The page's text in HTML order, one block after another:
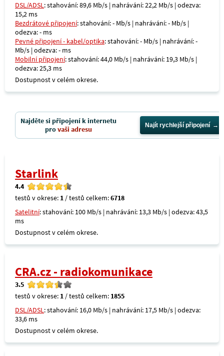
DSL/ADSL: stahování: 89,6 Mb/s | nahrávání: 22,2 Mb/s | odezva:
15,2 ms
Bezdrátové připojení: stahování: - Mb/s | nahrávání: - Mb/s |
odezva: - ms
Pevné připojení - kabel/optika: stahování: - Mb/s | nahrávání: -
Mb/s | odezva: - ms
Mobilní připojení: stahování: 44,0 Mb/s | nahrávání: 19,3 Mb/s |
odezva: 25,3 ms
Dostupnost v celém okrese.
Najděte si připojení k internetu
provaši adresu Najít rychlejší připojení
Starlink
4.4
testů v okrese: 1 / testů celkem:6718
Satelitní: stahování: 100 Mb/s | nahrávání: 13,3 Mb/s | odezva: 43,5
ms
Dostupnost v celém okrese.
CRA.cz - radiokomunikace
3.5
testů v okrese: 1 / testů celkem: 1855
DSL/ADSL: stahování: 16,0 Mb/s | nahrávání: 17,5 Mb/s | odezva:
33,6 ms
Dostupnost v celém okrese.